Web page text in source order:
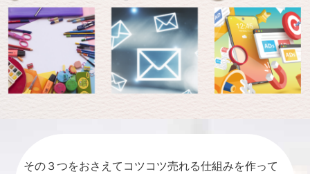
その３つをおさえてコツコツ売れる仕組みを作って